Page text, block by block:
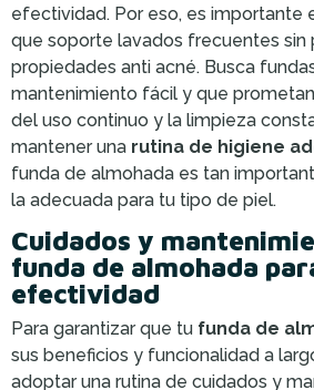
efectividad. Por eso, es importante
que soporte lavados frecuentes sin
propiedades anti acné. Busca
mantenimiento fácil y que
del uso continuo y la limpieza
mantener una rutina de higiene
funda de almohada es tan
la adecuada para tu tipo de piel.
Cuidados y
funda de almohada
efectividad
Para garantizar que tu funda de
sus beneficios y funcionalidad a
adoptar una rutina de cuidados y